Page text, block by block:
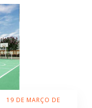
19 DE MARÇO DE